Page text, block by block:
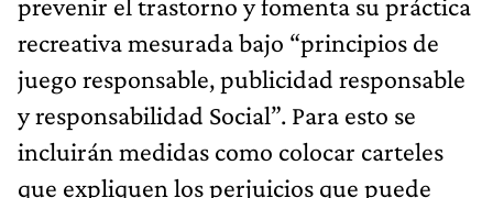
prevenir el trastorno y fomenta su práctica
recreativa mesurada bajo “principios de
juego responsable, publicidad responsable
y responsabilidad Social”. Para esto se
incluirán medidas como colocar carteles
que expliquen los perjuicios que puede